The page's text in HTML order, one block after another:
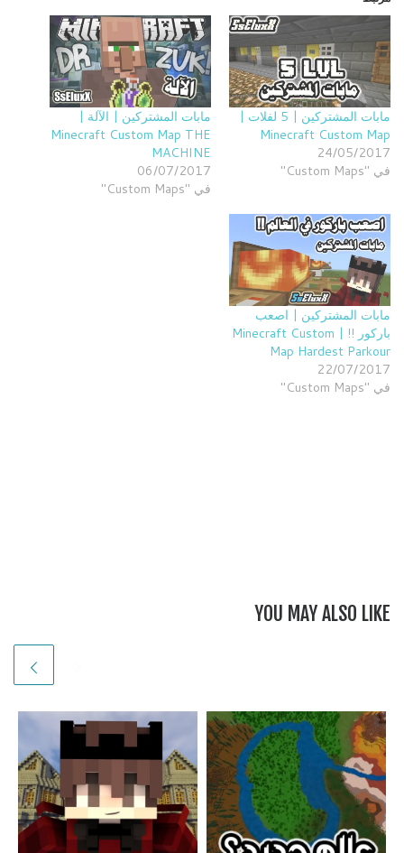
مابات المشتركين | 5 لفلات |
Minecraft Custom Map
24/05/2017
في "Custom Maps"
مابات المشتركين | الآلة |
Minecraft Custom Map THE
MACHINE
06/07/2017
في "Custom Maps"
مابات المشتركين | اصعب
باركور !! | Minecraft Custom
Map Hardest Parkour
22/07/2017
في "Custom Maps"
YOU MAY ALSO LIKE